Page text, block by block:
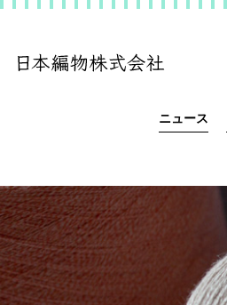
ニュース